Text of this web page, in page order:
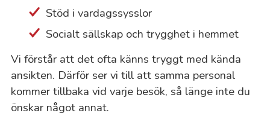
Stöd i vardagssysslor
Socialt sällskap och trygghet i hemmet
Vi förstår att det ofta känns tryggt med kända
ansikten. Därför ser vi till att samma personal
kommer tillbaka vid varje besök, så länge inte du
önskar något annat.